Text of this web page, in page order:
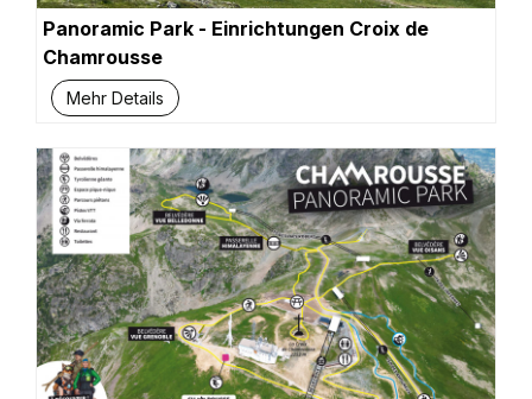
Panoramic Park - Einrichtungen Croix de
Chamrousse
Mehr Details